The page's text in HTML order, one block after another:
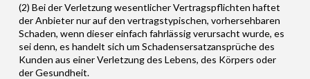
(2) Bei der Verletzung wesentlicher Vertragspflichten haftet
der Anbieter nur auf den vertragstypischen, vorhersehbaren
Schaden, wenn dieser einfach fahrlässig verursacht wurde, es
sei denn, es handelt sich um Schadensersatzansprüche des
Kunden aus einer Verletzung des Lebens, des Körpers oder
der Gesundheit.